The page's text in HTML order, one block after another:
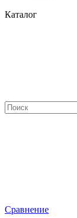
Каталог
Сравнение